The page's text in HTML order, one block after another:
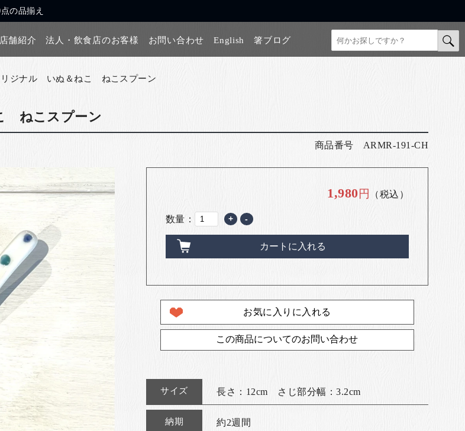
の品揃え
店舗紹介 法人・飲食店のお客様 お問い合わせ English 箸ブログ
リジナル いぬ＆ねこ ねこスプーン
ねこスプーン
商品番号 ARMR-191-CH
1,980円 （税込）
数量： + -
カートに入れる
お気に入りに入れる
この商品についてのお問い合わせ
サイズ 長さ：12cm さじ部分幅：3.2cm
納期 約2週間